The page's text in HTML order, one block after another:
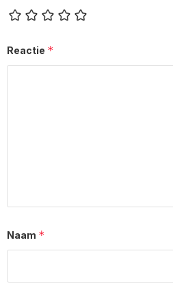
Reactie *
Naam *